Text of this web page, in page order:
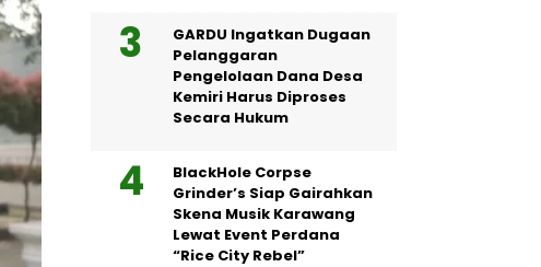
GARDU Ingatkan Dugaan
Pelanggaran
Pengelolaan Dana Desa
Kemiri Harus Diproses
Secara Hukum
BlackHole Corpse
Grinder’s Siap Gairahkan
Skena Musik Karawang
Lewat Event Perdana
“Rice City Rebel”